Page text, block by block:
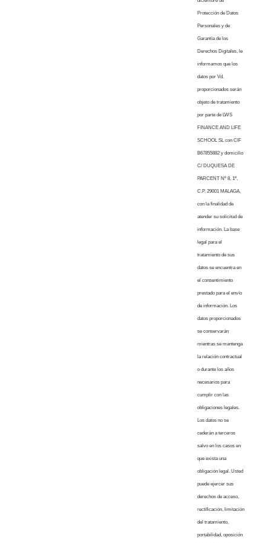
Protección de Datos
Personales y de
Garantía de los
Derechos Digitales, le
informamos que los
datos por Vd.
proporcionados serán
objeto de tratamiento
por parte de LWS
FINANCE AND LIFE
SCHOOL SL con CIF
B67855882 y domicilio
C/ DUQUESA DE
PARCENT Nº 8, 1º,
C.P. 29001 MALAGA,
con la finalidad de
atender su solicitud de
información. La base
legal para el
tratamiento de sus
datos se encuentra en
el consentimiento
prestado para el envío
de información. Los
datos proporcionados
se conservarán
mientras se mantenga
la relación contractual
o durante los años
necesarios para
cumplir con las
obligaciones legales.
Los datos no se
cederán a terceros
salvo en los casos en
que exista una
obligación legal. Usted
puede ejercer sus
derechos de acceso,
rectificación, limitación
del tratamiento,
portabilidad, oposición